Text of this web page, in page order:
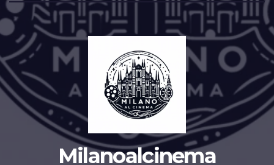
Milanoalcinema